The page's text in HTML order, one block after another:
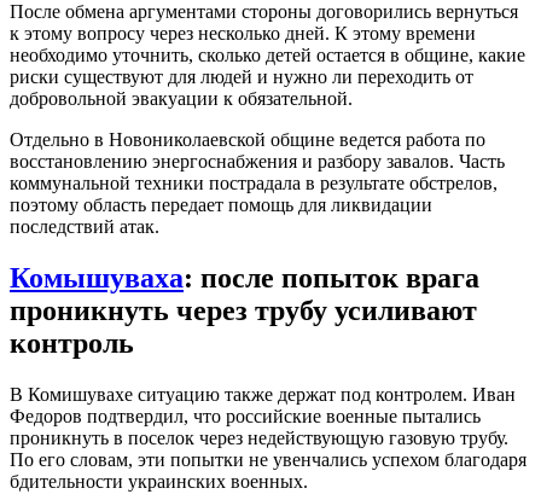
После обмена аргументами стороны договорились вернуться
к этому вопросу через несколько дней. К этому времени
необходимо уточнить, сколько детей остается в общине, какие
риски существуют для людей и нужно ли переходить от
добровольной эвакуации к обязательной.
Отдельно в Новониколаевской общине ведется работа по
восстановлению энергоснабжения и разбору завалов. Часть
коммунальной техники пострадала в результате обстрелов,
поэтому область передает помощь для ликвидации
последствий атак.
Комышуваха: после попыток врага
проникнуть через трубу усиливают
контроль
В Комишувахе ситуацию также держат под контролем. Иван
Федоров подтвердил, что российские военные пытались
проникнуть в поселок через недействующую газовую трубу.
По его словам, эти попытки не увенчались успехом благодаря
бдительности украинских военных.